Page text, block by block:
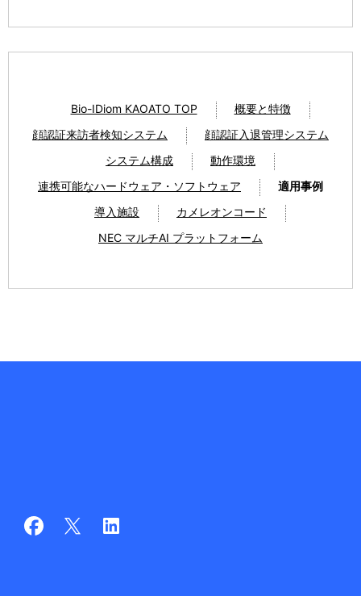
Bio-IDiom KAOATO TOP
概要と特徴
顔認証来訪者検知システム
顔認証入退管理システム
システム構成
動作環境
連携可能なハードウェア・ソフトウェア
適用事例
導入施設
カメレオンコード
NEC マルチAI プラットフォーム